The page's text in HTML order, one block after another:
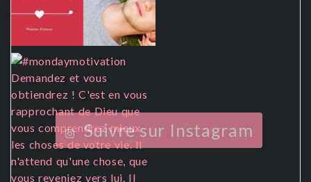
Suivre sur Instagram